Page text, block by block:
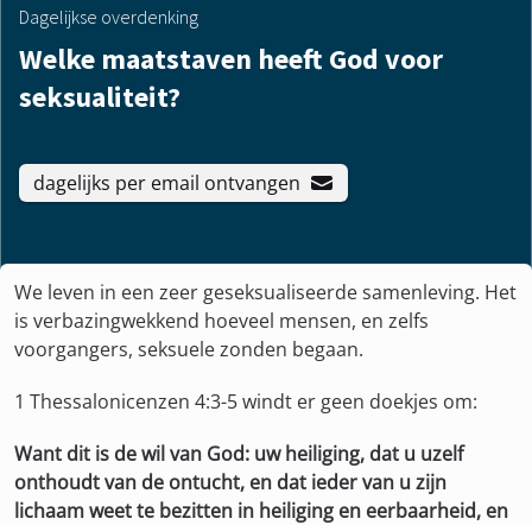
Dagelijkse overdenking
Welke maatstaven heeft God voor
seksualiteit?
dagelijks per email ontvangen
We leven in een zeer geseksualiseerde samenleving. Het
is verbazingwekkend hoeveel mensen, en zelfs
voorgangers, seksuele zonden begaan.
1 Thessalonicenzen 4:3-5 windt er geen doekjes om:
Want dit is de wil van God: uw heiliging, dat u uzelf
onthoudt van de ontucht, en dat ieder van u zijn
lichaam weet te bezitten in heiliging en eerbaarheid, en